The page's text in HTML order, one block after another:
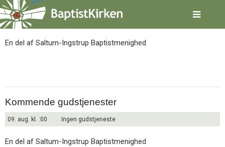
Spring
menu
over
gå
forsiden
Forside
2.0:
Nyheder
4.0:
Inspiration
Saltum
En del af Saltum-Ingstrup Baptistmenighed
Kommende gudstjenester
09. aug. kl. :00 Ingen gudstjeneste
En del af Saltum-Ingstrup Baptistmenighed